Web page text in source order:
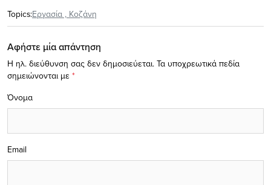
Topics:Eργασία , Κοζάνη
Αφήστε μία απάντηση
Η ηλ. διεύθυνση σας δεν δημοσιεύεται. Τα υποχρεωτικά πεδία
σημειώνονται με *
Όνομα
Email